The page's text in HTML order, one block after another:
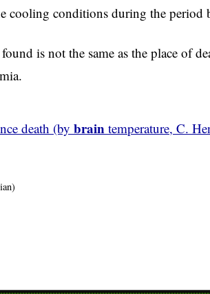
cooling conditions during the period
is not the same as the place of
death (by brain temperature, C.